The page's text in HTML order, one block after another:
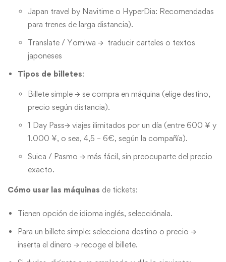
Japan travel by Navitime o HyperDia: Recomendadas
para trenes de larga distancia).
Translate / Yomiwa 🡪 traducir carteles o textos
japoneses
Tipos de billetes:
Billete simple 🡪 se compra en máquina (elige destino,
precio según distancia).
1 Day Pass🡪 viajes ilimitados por un día (entre 600 ¥ y
1.000 ¥, o sea, 4,5 – 6€, según la compañía).
Suica / Pasmo 🡪 más fácil, sin preocuparte del precio
exacto.
Cómo usar las máquinas de tickets:
Tienen opción de idioma inglés, selecciónala.
Para un billete simple: selecciona destino o precio 🡪
inserta el dinero 🡪 recoge el billete.